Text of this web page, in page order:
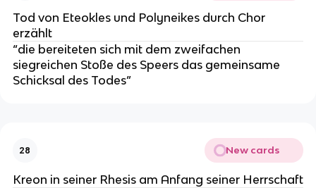
Tod von Eteokles und Polyneikes durch Chor
erzählt
“die bereiteten sich mit dem zweifachen
siegreichen Stoße des Speers das gemeinsame
Schicksal des Todes”
28 New cards
Kreon in seiner Rhesis am Anfang seiner Herrschaft